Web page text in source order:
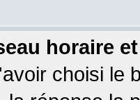
horaire
choisi le